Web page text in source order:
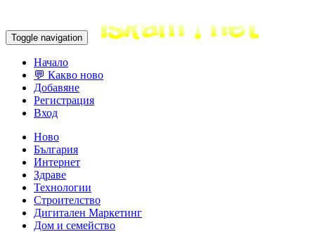
Toggle navigation
Начало
💬 Какво ново
Добавяне
Регистрация
Вход
Ново
България
Интернет
Здраве
Технологии
Строителство
Дигитален Маркетинг
Дом и семейство